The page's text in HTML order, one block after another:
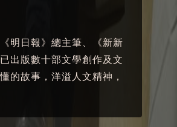
明日報》總主筆、《新新
出版數十部文學創作及文
的故事，洋溢人文精神，